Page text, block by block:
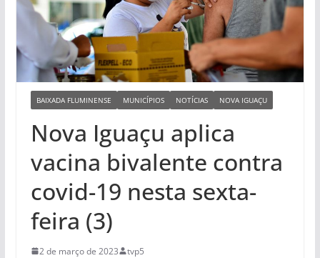
BAIXADA FLUMINENSE MUNICÍPIOS NOTÍCIAS NOVA IGUAÇU
Nova Iguaçu aplica
vacina bivalente contra
covid-19 nesta sexta-
feira (3)
2 de março de 2023 tvp5